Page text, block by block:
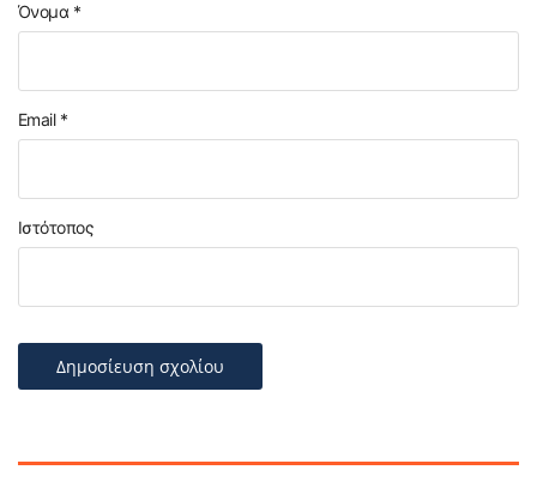
Όνομα *
Email *
Ιστότοπος